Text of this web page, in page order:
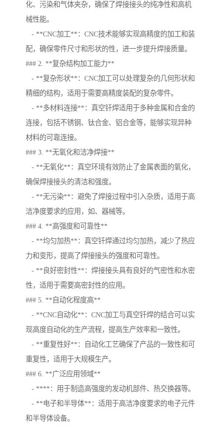
化、污染和气体夹杂，确保了焊接接头的纯净性和高机
械性能。
- **CNC加工**：CNC技术能够实现高精度的加工和装
配，确保零件尺寸和形状的性，进一步提升焊接质量。
### 2. **复杂结构加工能力**
- **复杂形状**：CNC加工可以处理复杂的几何形状和
精细的结构，适用于需要高精度装配的复杂零件。
- **多材料连接**：真空钎焊适用于多种金属和合金的
连接，包括不锈钢、钛合金、铝合金等，能够实现异种
材料的可靠连接。
### 3. **无氧化和洁净焊接**
- **无氧化**：真空环境有效防止了金属表面的氧化，
确保焊接接头的清洁和强度。
- **无污染**：避免了焊接过程中引入杂质，适用于高
洁净度要求的应用，如、器械等。
### 4. **高强度和可靠性**
- **均匀加热**：真空钎焊通过均匀加热，减少了热应
力和变形，提高了焊接接头的强度和可靠性。
- **良好密封性**：焊接接头具有良好的气密性和水密
性，适用于需要高密封性的应用。
### 5. **自动化程度高**
- **CNC自动化**：CNC加工与真空钎焊的结合可以实
现高度自动化的生产流程，提高生产效率和一致性。
- **重复性好**：自动化工艺确保了产品的一致性和可
重复性，适用于大规模生产。
### 6. **广泛应用领域**
- ****：用于制造高强度的发动机部件、热交换器等。
- **电子和半导体**：适用于高洁净度要求的电子元件
和半导体设备。